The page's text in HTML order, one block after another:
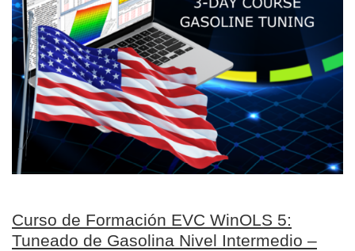
Curso de Formación EVC WinOLS 5:
Tuneado de Gasolina Nivel Intermedio –